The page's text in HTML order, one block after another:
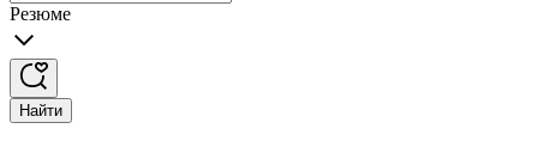
Резюме
Найти